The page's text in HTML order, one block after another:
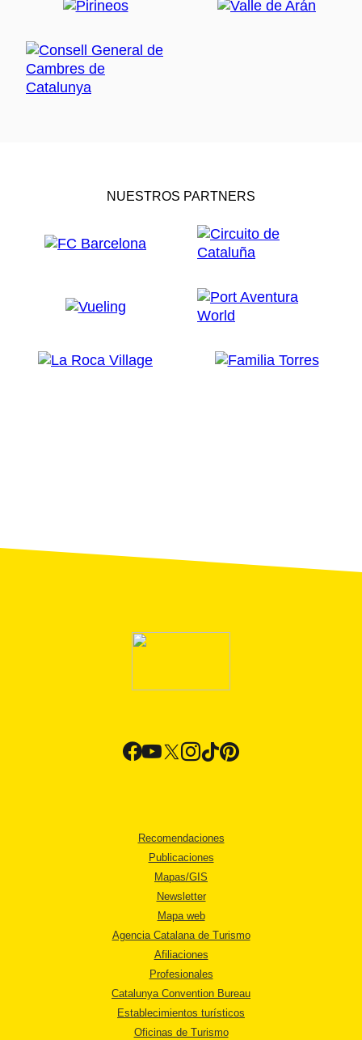
NUESTROS PARTNERS
Recomendaciones
Publicaciones
Mapas/GIS
Newsletter
Mapa web
Agencia Catalana de Turismo
Afiliaciones
Profesionales
Catalunya Convention Bureau
Establecimientos turísticos
Oficinas de Turismo